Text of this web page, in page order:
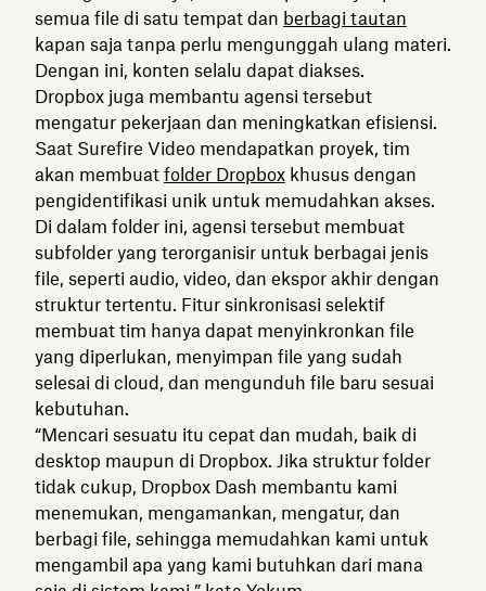
semua file di satu tempat dan berbagi tautan
kapan saja tanpa perlu mengunggah ulang materi.
Dengan ini, konten selalu dapat diakses.
Dropbox juga membantu agensi tersebut
mengatur pekerjaan dan meningkatkan efisiensi.
Saat Surefire Video mendapatkan proyek, tim
akan membuat folder Dropbox khusus dengan
pengidentifikasi unik untuk memudahkan akses.
Di dalam folder ini, agensi tersebut membuat
subfolder yang terorganisir untuk berbagai jenis
file, seperti audio, video, dan ekspor akhir dengan
struktur tertentu. Fitur sinkronisasi selektif
membuat tim hanya dapat menyinkronkan file
yang diperlukan, menyimpan file yang sudah
selesai di cloud, dan mengunduh file baru sesuai
kebutuhan.
“Mencari sesuatu itu cepat dan mudah, baik di
desktop maupun di Dropbox. Jika struktur folder
tidak cukup, Dropbox Dash membantu kami
menemukan, mengamankan, mengatur, dan
berbagi file, sehingga memudahkan kami untuk
mengambil apa yang kami butuhkan dari mana